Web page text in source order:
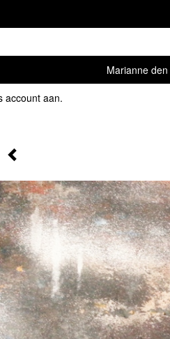
Marianne
account aan.